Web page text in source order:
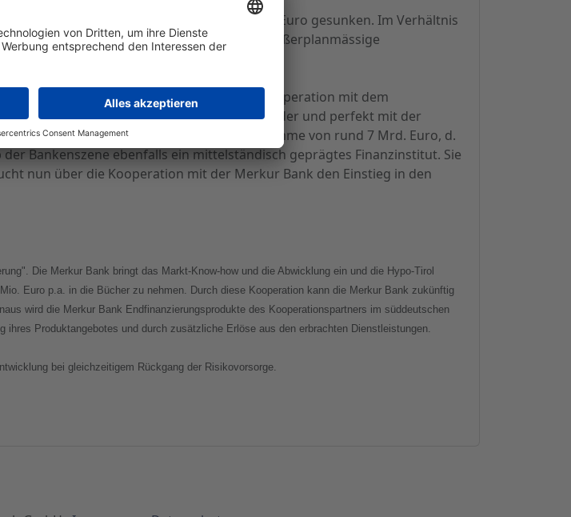
Vorjahr um 235 TEuro auf 6,8 Mio Euro gesunken. Im Verhältnis
der hohen Risikovorsorge wirken sich außerplanmässige
die Merkur Bank eine "wegweisende" Kooperation mit dem
Mit ihr wurde ein hervorragender und perfekt mit der
HypoTirol ist ein Institut mit einer Bilanzsumme von rund 7 Mrd. Euro, d.
Bankenszene ebenfalls ein mittelständisch geprägtes Finanzinstitut. Sie
nun über die Kooperation mit der Merkur Bank den Einstieg in den
Die Merkur Bank bringt das Markt-Know-how und die Abwicklung ein und die Hypo-Tirol
Euro p.a. in die Bücher zu nehmen. Durch diese Kooperation kann die Merkur Bank zukünftig
wird die Merkur Bank Endfinanzierungsprodukte des Kooperationspartners im süddeutschen
Produktangebotes und durch zusätzliche Erlöse aus den erbrachten Dienstleistungen.
bei gleichzeitigem Rückgang der Risikovorsorge.